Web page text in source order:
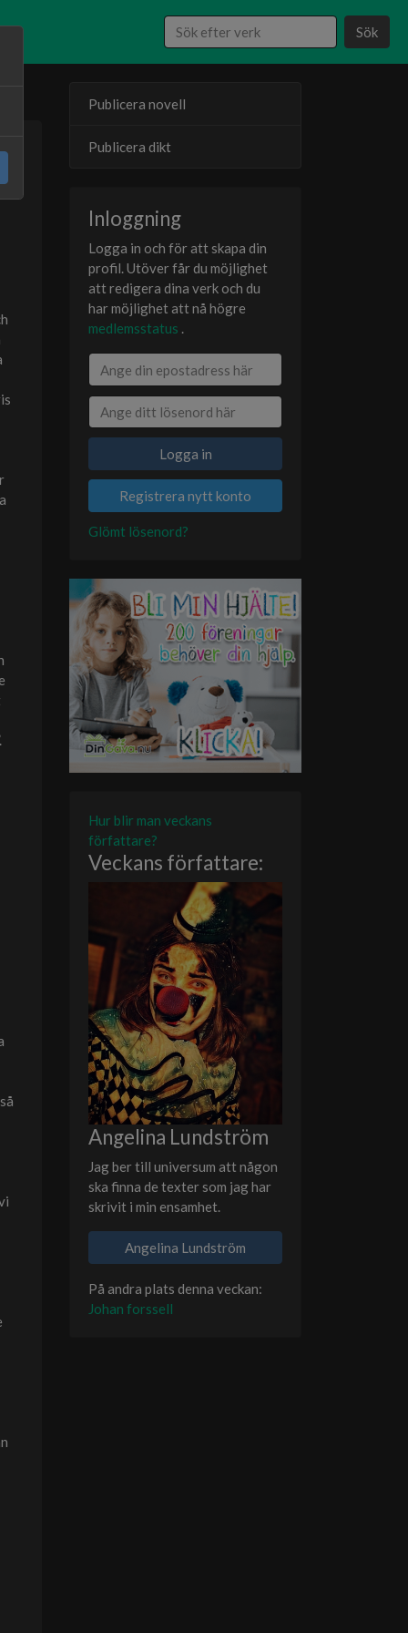
Sök
Publicera novell
Publicera dikt
Inloggning
Logga in och för att skapa din
profil. Utöver får du möjlighet
att redigera dina verk och du
har möjlighet att nå högre
medlemsstatus .
Logga in
Registrera nytt konto
Glömt lösenord?
Hur blir man veckans
författare?
Veckans författare:
Angelina Lundström
Jag ber till universum att någon
ska finna de texter som jag har
skrivit i min ensamhet.
Angelina Lundström
På andra plats denna veckan:
Johan forssell